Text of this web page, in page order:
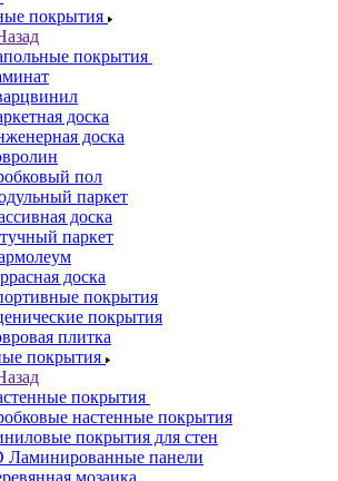
покрытия
покрытия
доска
доска
пол
паркет
доска
паркет
доска
покрытия
покрытия
плитка
покрытия
покрытия
настенные покрытия
покрытия для стен
Ламинированные панели
мозаика